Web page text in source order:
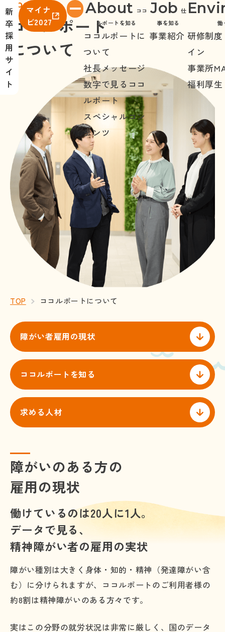
株式会社ココルポート
新
卒
採
用
サ
イ
ト
マイナ
ビ2027
About ココ
ルポートを知る
ココルポートに
ついて
社長メッセージ
数字で見るココ
ルポート
スペシャルコン
テンツ
Job 仕
事を知る
事業紹介
働
研修制
イン
事業所
福利厚
About
ココルポート
について
TOP ココルポートについて
障がい者雇用の現状
ココルポートを知る
求める人材
障がいのある方の
雇用の現状
働けているのは20人に1人。
データで見る、
精神障がい者の雇用の実状
障がい種別は大きく身体・知的・精神（発達障がい含
む）に分けられますが、ココルポートのご利用者様の
約8割は精神障がいのある方々です。
実はこの分野の就労状況は非常に厳しく、国のデータ